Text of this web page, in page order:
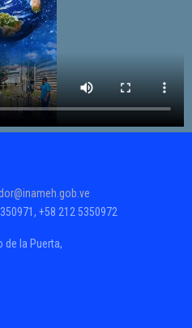
+58 212 5350972
de la Puerta,